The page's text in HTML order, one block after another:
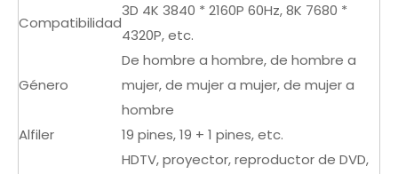
Compatibilidad
3D 4K 3840 * 2160P 60Hz, 8K 7680 *
4320P, etc.
Género
De hombre a hombre, de hombre a
mujer, de mujer a mujer, de mujer a
hombre
Alfiler
19 pines, 19 + 1 pines, etc.
HDTV, proyector, reproductor de DVD,